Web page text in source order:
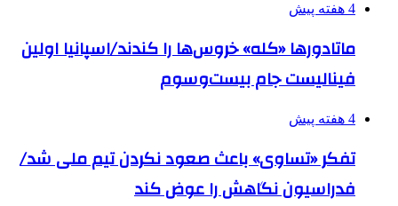
4 هفته پیش
ماتادورها «کله» خروس‌ها را کندند/اسپانیا اولین
فینالیست جام بیست‌وسوم
4 هفته پیش
تفکر «تساوی» باعث صعود نکردن تیم ملی شد/
فدراسیون نگاهش را عوض کند